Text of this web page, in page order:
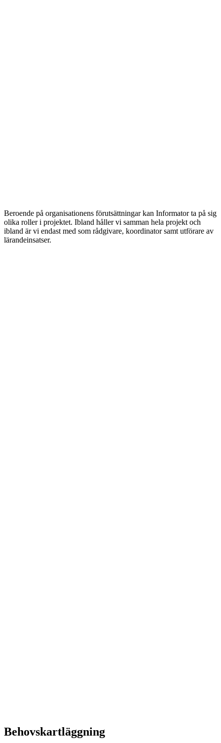
Beroende på organisationens förutsättningar kan Informator ta på sig
olika roller i projektet. Ibland håller vi samman hela projekt och
ibland är vi endast med som rådgivare, koordinator samt utförare av
lärandeinsatser.
Behovskartläggning